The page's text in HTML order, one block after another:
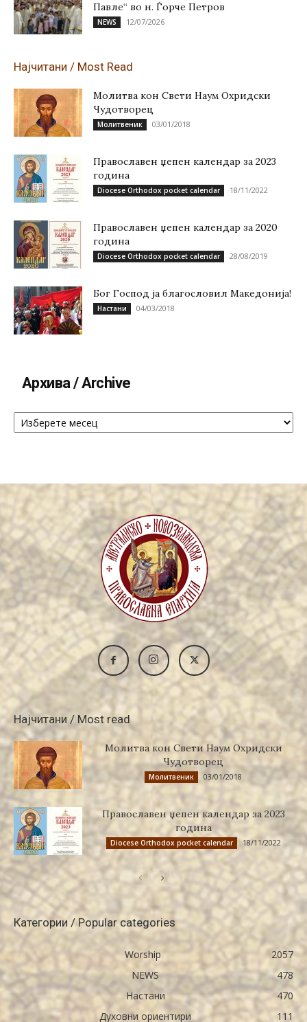
Павле“ во н. Ѓорче Петров
NEWS 12/07/2026
Најчитани / Most Read
Молитва кон Свети Наум Охридски
Чудотворец
Молитвеник 03/01/2018
Православен џепен календар за 2023
година
Diocese Orthodox pocket calendar 18/11/2022
Православен џепен календар за 2020
година
Diocese Orthodox pocket calendar 28/08/2019
Бог Господ ја благословил Македонија!
Настани 04/03/2018
Архива / Archive
Архива
Најчитани / Most read
Молитва кон Свети Наум Охридски
Чудотворец
Молитвеник 03/01/2018
Православен џепен календар за 2023
година
Diocese Orthodox pocket calendar 18/11/2022
Категории / Popular categories
Worship
2057
NEWS
478
Настани
470
Духовни ориентири
111